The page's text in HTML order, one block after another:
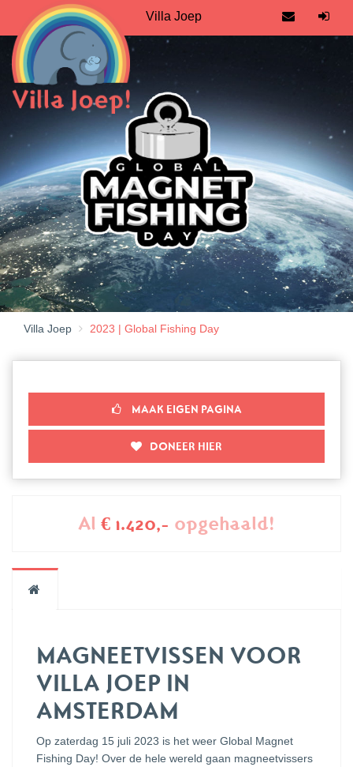
Villa Joep
Villa Joep 2023 | Global Fishing Day
MAAK EIGEN PAGINA
DONEER HIER
Al € 1.420,- opgehaald!
MAGNEETVISSEN VOOR
VILLA JOEP IN
AMSTERDAM
Op zaterdag 15 juli 2023 is het weer Global Magnet
Fishing Day! Over de hele wereld gaan magneetvissers